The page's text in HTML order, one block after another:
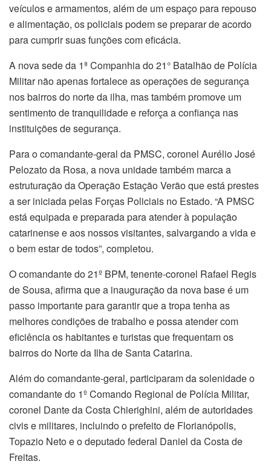
veículos e armamentos, além de um espaço para repouso
e alimentação, os policiais podem se preparar de acordo
para cumprir suas funções com eficácia.
A nova sede da 1ª Companhia do 21° Batalhão de Polícia
Militar não apenas fortalece as operações de segurança
nos bairros do norte da ilha, mas também promove um
sentimento de tranquilidade e reforça a confiança nas
instituições de segurança.
Para o comandante-geral da PMSC, coronel Aurélio José
Pelozato da Rosa, a nova unidade também marca a
estruturação da Operação Estação Verão que está prestes
a ser iniciada pelas Forças Policiais no Estado. “A PMSC
está equipada e preparada para atender à população
catarinense e aos nossos visitantes, salvargando a vida e
o bem estar de todos”, completou.
O comandante do 21º BPM, tenente-coronel Rafael Regis
de Sousa, afirma que a inauguração da nova base é um
passo importante para garantir que a tropa tenha as
melhores condições de trabalho e possa atender com
eficiência os habitantes e turistas que frequentam os
bairros do Norte da Ilha de Santa Catarina.
Além do comandante-geral, participaram da solenidade o
comandante do 1º Comando Regional de Polícia Militar,
coronel Dante da Costa Chierighini, além de autoridades
civis e militares, incluindo o prefeito de Florianópolis,
Topazio Neto e o deputado federal Daniel da Costa de
Freitas.